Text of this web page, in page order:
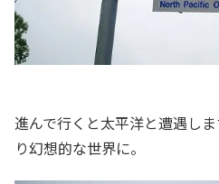
進んで行くと太平洋と遭遇し
り幻想的な世界に。